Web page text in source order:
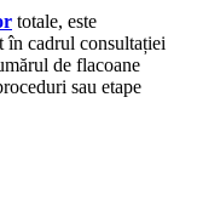
totale, este
în cadrul consultației
de flacoane
sau etape